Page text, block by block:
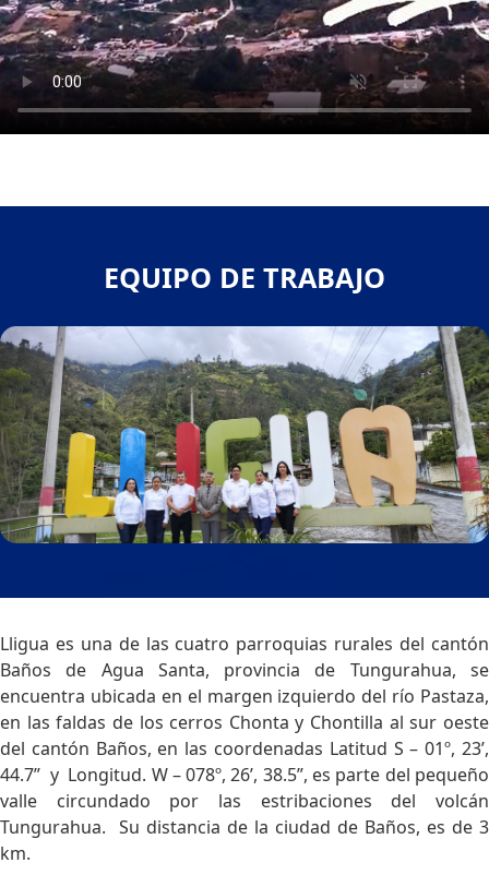
EQUIPO DE TRABAJO
Lligua es una de las cuatro parroquias rurales del cantón
Baños de Agua Santa, provincia de Tungurahua, se
encuentra ubicada en el margen izquierdo del río Pastaza,
en las faldas de los cerros Chonta y Chontilla al sur oeste
del cantón Baños, en las coordenadas Latitud S – 01º, 23’,
44.7” y Longitud. W – 078º, 26’, 38.5”, es parte del pequeño
valle circundado por las estribaciones del volcán
Tungurahua. Su distancia de la ciudad de Baños, es de 3
km.